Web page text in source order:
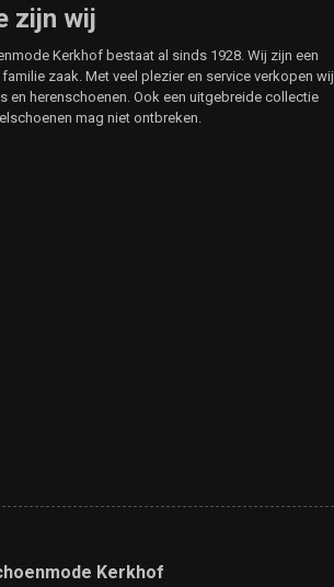
zijn wij
Kerkhof bestaat al sinds 1928. Wij zijn een
zaak. Met veel plezier en service verkopen wij
en herenschoenen. Ook een uitgebreide collectie
mag niet ontbreken.
Kerkhof